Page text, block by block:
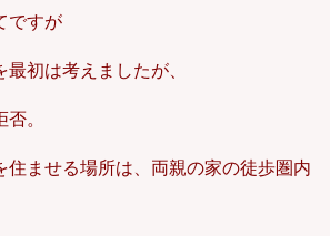
ですが
初は考えましたが、
。
住ませる場所は、両親の家の徒歩圏内